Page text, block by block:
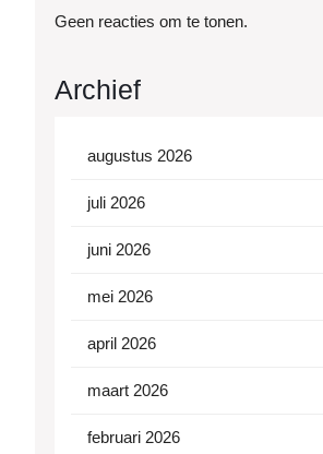
Geen reacties om te tonen.
Archief
augustus 2026
juli 2026
juni 2026
mei 2026
april 2026
maart 2026
februari 2026